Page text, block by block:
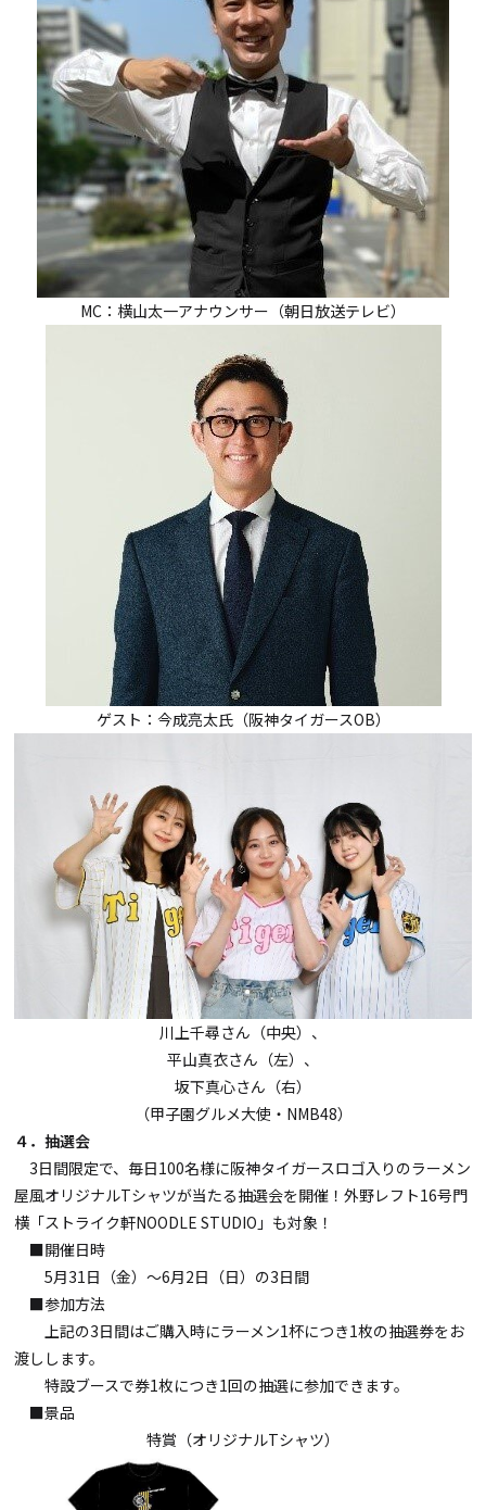
MC：横山太一アナウンサー（朝日放送テレビ）
ゲスト：今成亮太氏（阪神タイガースOB）
川上千尋さん（中央）、
平山真衣さん（左）、
坂下真心さん（右）
（甲子園グルメ大使・NMB48）
４．抽選会
3日間限定で、毎日100名様に阪神タイガースロゴ入りのラーメン
屋風オリジナルTシャツが当たる抽選会を開催！外野レフト16号門
横「ストライク軒NOODLE STUDIO」も対象！
■開催日時
5月31日（金）～6月2日（日）の3日間
■参加方法
上記の3日間はご購入時にラーメン1杯につき1枚の抽選券をお
渡しします。
特設ブースで券1枚につき1回の抽選に参加できます。
■景品
特賞（オリジナルTシャツ）